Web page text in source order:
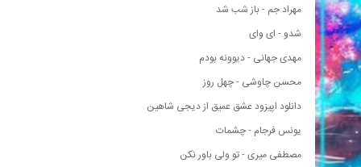
مهراد جم - باز شب شد
شدو - ای وای
مهدی جهانی - دیوونه بودم
محسن چاوشی - چهل روز
دانلود اپیزود عشق عمیق از دیجی شاهین
یونس فرجام - چشمات
مصطفی میری - تو ولی باور نکن